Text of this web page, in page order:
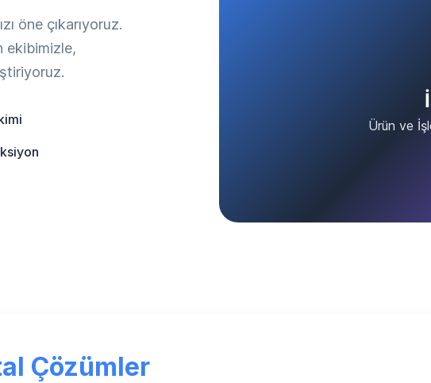
öne çıkarıyoruz.
ekibimizle,
Ürün ve
Çözümler